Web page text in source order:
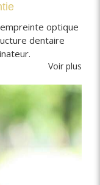
optique
dentaire
Voir plus